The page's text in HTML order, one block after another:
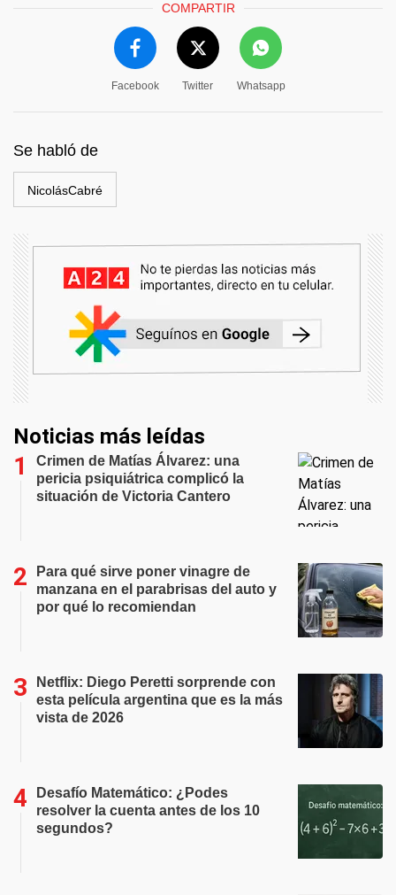
COMPARTIR
Facebook Twitter Whatsapp
Se habló de
NicolásCabré
Noticias más leídas
Crimen de Matías Álvarez: una
pericia psiquiátrica complicó la
situación de Victoria Cantero
Para qué sirve poner vinagre de
manzana en el parabrisas del auto y
por qué lo recomiendan
Netflix: Diego Peretti sorprende con
esta película argentina que es la más
vista de 2026
Desafío Matemático: ¿Podes
resolver la cuenta antes de los 10
segundos?